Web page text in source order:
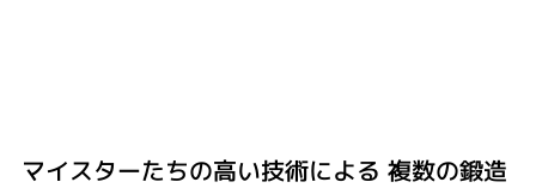
マイスターたちの高い技術による ​複数の鍛造